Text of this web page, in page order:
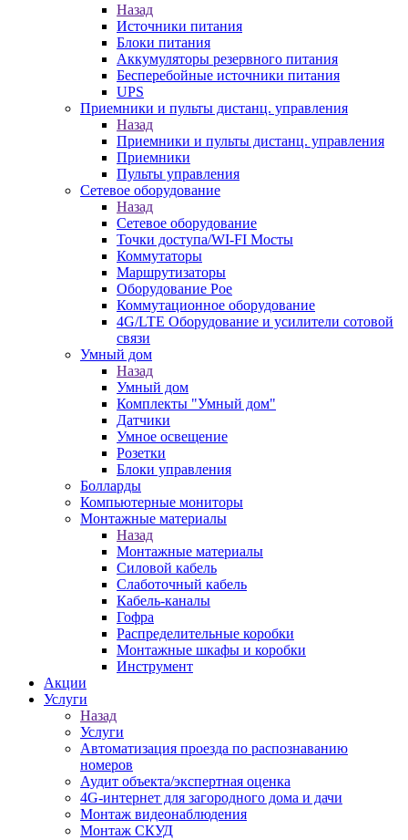
Назад
Источники питания
Блоки питания
Аккумуляторы резервного питания
Бесперебойные источники питания
UPS
Приемники и пульты дистанц. управления
Назад
Приемники и пульты дистанц. управления
Приемники
Пульты управления
Сетевое оборудование
Назад
Сетевое оборудование
Точки доступа/WI-FI Мосты
Коммутаторы
Маршрутизаторы
Оборудование Poe
Коммутационное оборудование
4G/LTE Оборудование и усилители сотовой
связи
Умный дом
Назад
Умный дом
Комплекты "Умный дом"
Датчики
Умное освещение
Розетки
Блоки управления
Болларды
Компьютерные мониторы
Монтажные материалы
Назад
Монтажные материалы
Силовой кабель
Слаботочный кабель
Кабель-каналы
Гофра
Распределительные коробки
Монтажные шкафы и коробки
Инструмент
Акции
Услуги
Назад
Услуги
Автоматизация проезда по распознаванию
номеров
Аудит объекта/экспертная оценка
4G-интернет для загородного дома и дачи
Монтаж видеонаблюдения
Монтаж СКУД